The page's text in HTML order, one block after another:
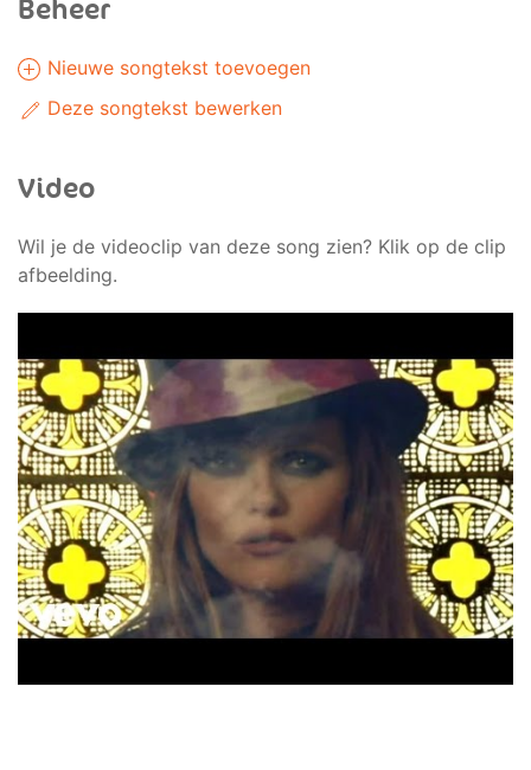
Beheer
Nieuwe songtekst toevoegen
Deze songtekst bewerken
Video
Wil je de videoclip van deze song zien? Klik op de clip
afbeelding.